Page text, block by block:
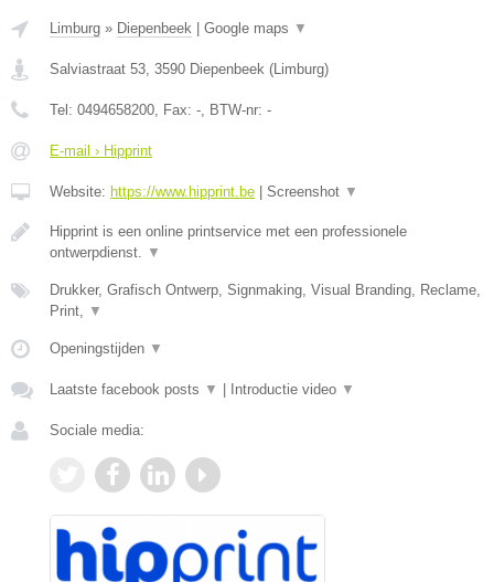
Limburg » Diepenbeek | Google maps ▼
Salviastraat 53 3590 Diepenbeek (Limburg)
Tel: 0494658200 , Fax: - , BTW-nr: -
E-mail › Hipprint
Website: https://www.hipprint.be | Screenshot ▼
Hipprint is een online printservice met een professionele
ontwerpdienst.
▼
Drukker, Grafisch Ontwerp, Signmaking, Visual Branding, Reclame,
Print,
▼
Openingstijden ▼
Laatste facebook posts ▼ | Introductie video ▼
Sociale media: